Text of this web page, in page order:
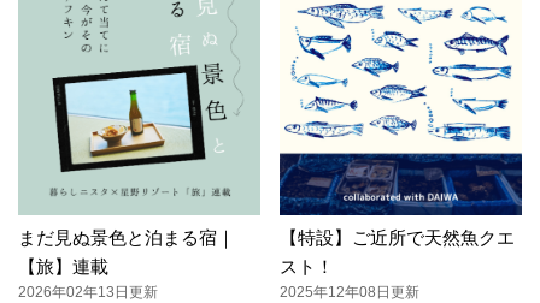
まだ見ぬ景色と泊まる宿｜
【旅】連載
2026年02年13日更新
【特設】ご近所で天然魚クエ
スト！
2025年12年08日更新